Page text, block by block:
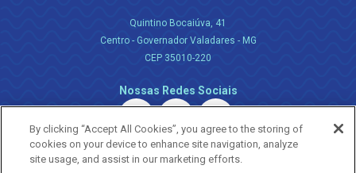
Quintino Bocaiúva, 41
Centro - Governador Valadares - MG
CEP 35010-220
Nossas Redes Sociais
By clicking “Accept All Cookies”, you agree to the storing of
cookies on your device to enhance site navigation, analyze
site usage, and assist in our marketing efforts.